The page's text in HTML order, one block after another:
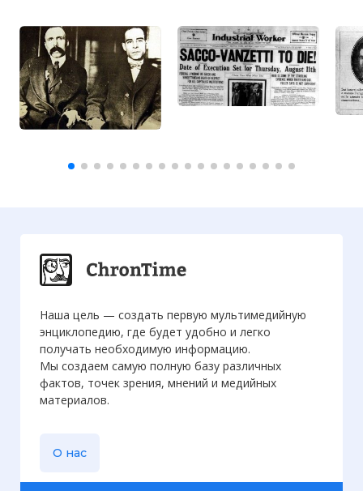
Наша цель — создать первую мультимедийную
энциклопедию, где будет удобно и легко
получать необходимую информацию.
Мы создаем самую полную базу различных
фактов, точек зрения, мнений и медийных
материалов.
О нас